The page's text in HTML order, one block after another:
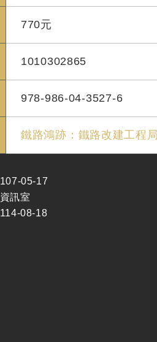
770元
1010302865
978-986-04-3527-6
鐵路鴻跡：鐵路改建工程
107-05-17
資訊室
114-08-18